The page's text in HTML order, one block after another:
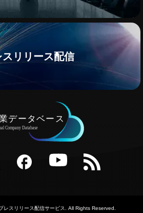
スリリース配信
RSS
レスリリース配信サービス . All Rights Reserved.